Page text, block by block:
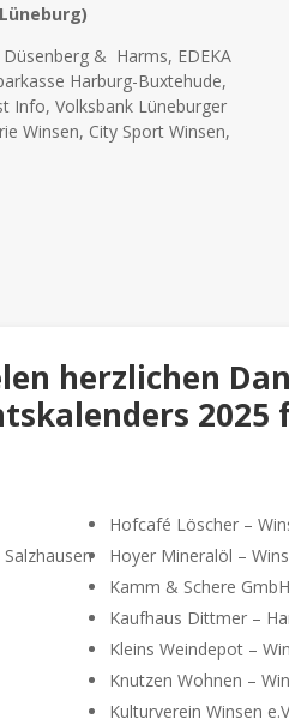
& Harms, EDEKA
Harburg-Buxtehude,
Info, Volksbank Lüneburger
Winsen, City Sport Winsen,
herzlichen
Hofcafé Löscher –
Hoyer Mineralöl –
Kamm & Schere
Kaufhaus Dittmer –
Kleins Weindepot –
Knutzen Wohnen –
Kulturverein Winsen